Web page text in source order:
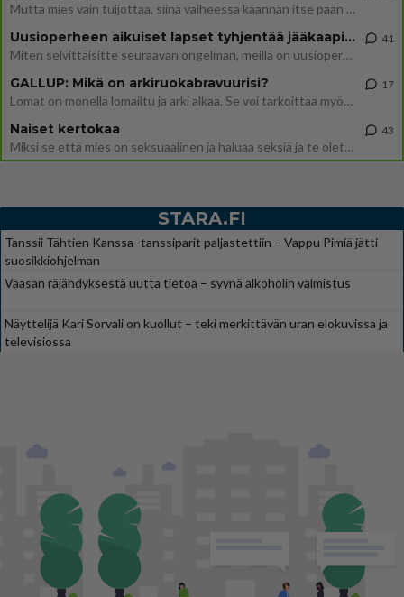
Mutta mies vain tuijottaa, siinä vaiheessa käännän itse pään pois. Mikä juttu? Yleensä jos joku tuijottaa tai katsoo, hä
Uusioperheen aikuiset lapset tyhjentää jääkaapin käydessään
Miten selvittäisitte seuraavan ongelman, meillä on uusioperhe, minulla teini-ikäiset lapset ja puolisolla aikuiset, jotk
41
GALLUP: Mikä on arkiruokabravuurisi?
Lomat on monella lomailtu ja arki alkaa. Se voi tarkoittaa myös sitä, että grillailut on grillattu ja palataan arjen ruo
17
Naiset kertokaa
Miksi se että mies on seksuaalinen ja haluaa seksiä ja te olette hänen mielestänne haluttava on vastenmielistä? Mikä sii
43
STARA.FI
Tanssii Tähtien Kanssa -tanssiparit paljastettiin – Vappu Pimiä jätti
suosikkiohjelman
Vaasan räjähdyksestä uutta tietoa – syynä alkoholin valmistus
Näyttelijä Kari Sorvali on kuollut – teki merkittävän uran elokuvissa ja
televisiossa